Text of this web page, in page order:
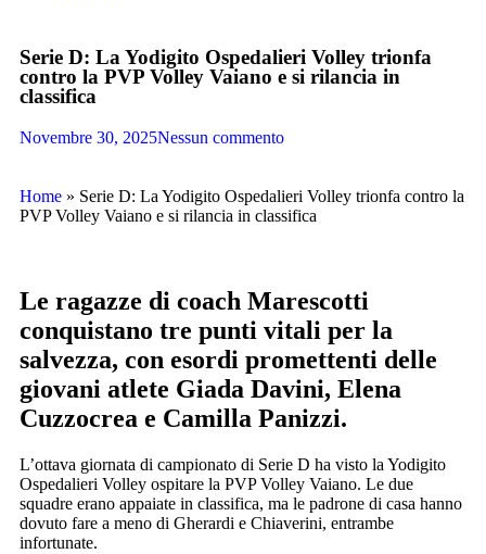
Serie D: La Yodigito Ospedalieri Volley trionfa
contro la PVP Volley Vaiano e si rilancia in
classifica
Novembre 30, 2025Nessun commento
Home » Serie D: La Yodigito Ospedalieri Volley trionfa contro la
PVP Volley Vaiano e si rilancia in classifica
Le ragazze di coach Marescotti
conquistano tre punti vitali per la
salvezza, con esordi promettenti delle
giovani atlete Giada Davini, Elena
Cuzzocrea e Camilla Panizzi.
L’ottava giornata di campionato di Serie D ha visto la Yodigito
Ospedalieri Volley ospitare la PVP Volley Vaiano. Le due
squadre erano appaiate in classifica, ma le padrone di casa hanno
dovuto fare a meno di Gherardi e Chiaverini, entrambe
infortunate.